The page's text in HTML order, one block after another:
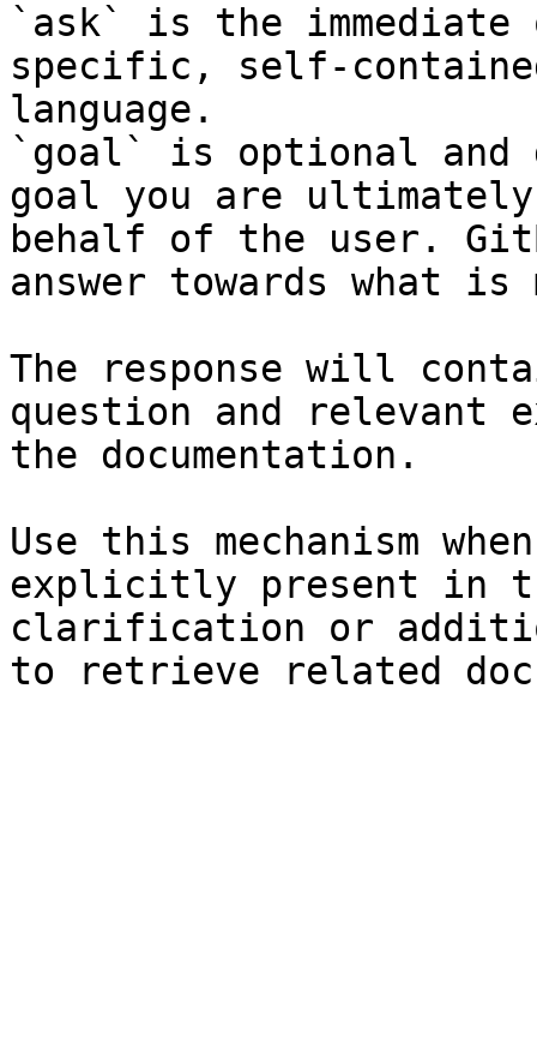
`ask` is the
specific, self-
language.
`goal` is optional and
goal you are
behalf of the user.
answer towards what
The response will
question and relevant
the documentation.
Use this mechanism
explicitly present in
clarification or